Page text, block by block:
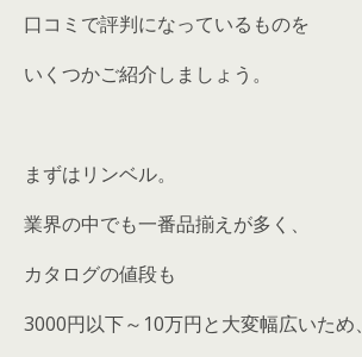
口コミで評判になっているものを
いくつかご紹介しましょう。
まずはリンベル。
業界の中でも一番品揃えが多く、
カタログの値段も
3000円以下～10万円と大変幅広いため、